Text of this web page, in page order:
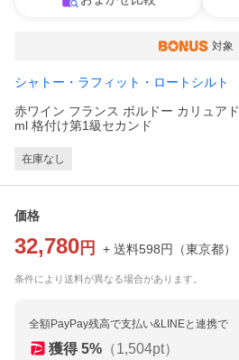
対象
シャトー・ラフィット・ロートシルト
赤ワイン フランス ボルドー カリュア
ml 格付け第1級セカンド
在庫なし
価格
32,780 円 + 送料598円 （東京都）
条件により送料が異なる場合があります。
全額PayPay残高で支払い&LINEと連携で
獲得 5% （1,504pt）